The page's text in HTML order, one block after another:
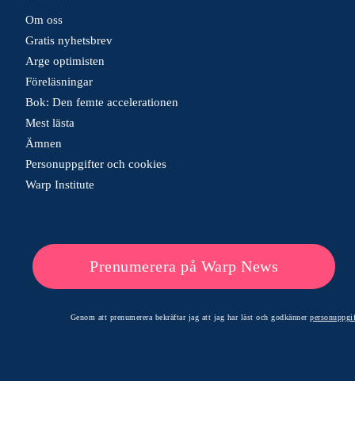
Om oss
Gratis nyhetsbrev
Arge optimisten
Föreläsningar
Bok: Den femte accelerationen
Mest lästa
Ämnen
Personuppgifter och cookies
Warp Institute
Prenumerera på Warp News
Genom att prenumerera bekräftar jag att jag har läst och godkänner